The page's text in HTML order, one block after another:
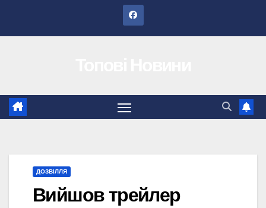
ДОЗВІЛЛЯ
Вийшов трейлер